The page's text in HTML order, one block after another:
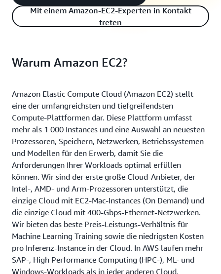
Mit einem Amazon-EC2-Experten in Kontakt
treten
Warum Amazon EC2?
Amazon Elastic Compute Cloud (Amazon EC2) stellt
eine der umfangreichsten und tiefgreifendsten
Compute-Plattformen dar. Diese Plattform umfasst
mehr als 1 000 Instances und eine Auswahl an neuesten
Prozessoren, Speichern, Netzwerken, Betriebssystemen
und Modellen für den Erwerb, damit Sie die
Anforderungen Ihrer Workloads optimal erfüllen
können. Wir sind der erste große Cloud-Anbieter, der
Intel-, AMD- und Arm-Prozessoren unterstützt, die
einzige Cloud mit EC2-Mac-Instances (On Demand) und
die einzige Cloud mit 400-Gbps-Ethernet-Netzwerken.
Wir bieten das beste Preis-Leistungs-Verhältnis für
Machine Learning Training sowie die niedrigsten Kosten
pro Inferenz-Instance in der Cloud. In AWS laufen mehr
SAP-, High Performance Computing (HPC-), ML- und
Windows-Workloads als in jeder anderen Cloud.